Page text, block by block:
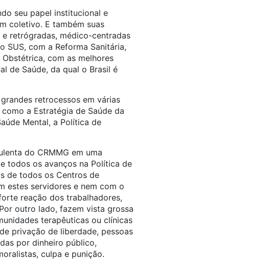
seu papel institucional e
coletivo. E também suas
retrógradas, médico-centradas
com a Reforma Sanitária,
com as melhores
de Saúde, da qual o Brasil é
retrocessos em várias
a Estratégia de Saúde da
Mental, a Política de
do CRMMG em uma
todos os avanços na Política de
de todos os Centros de
estes servidores e nem com o
reação dos trabalhadores,
outro lado, fazem vista grossa
terapêuticas ou clínicas
privação de liberdade, pessoas
por dinheiro público,
culpa e punição.